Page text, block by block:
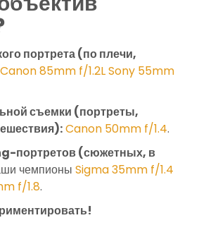
портрета (по плечи,
Canon 85mm f/1.2LSony 55mm
съемки (портреты,
Canon 50mm f/1.4.
портретов (сюжетных, в
чемпионы Sigma 35mm f/1.4
f/1.8.